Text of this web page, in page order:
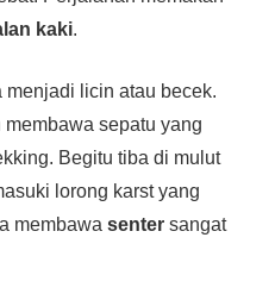
kaki.
menjadi licin atau becek.
sepatu yang
Begitu tiba di mulut
lorong karst yang
membawa sentersangat